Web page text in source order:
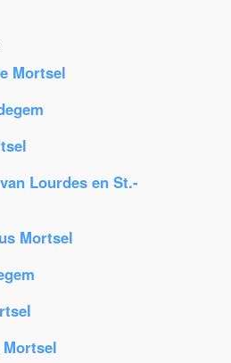
Mortsel
Lourdes en St.-
Mortsel